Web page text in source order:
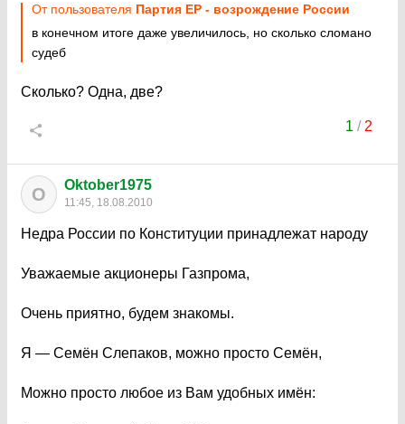
От пользователя Партия ЕР - возрождение России
в конечном итоге даже увеличилось, но сколько сломано
судеб
Сколько? Одна, две?
1 / 2
O Oktober1975
11:45, 18.08.2010
Недра России по Конституции принадлежат народу
Уважаемые акционеры Газпрома,
Очень приятно, будем знакомы.
Я — Семён Слепаков, можно просто Семён,
Можно просто любое из Вам удобных имён: